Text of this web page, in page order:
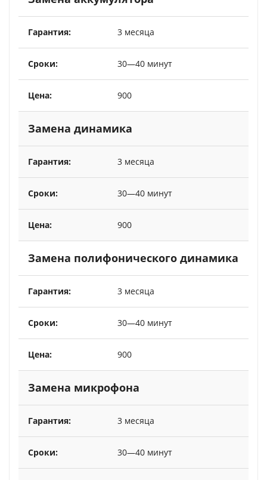
3 месяца
30—40 минут
900
Замена динамика
3 месяца
30—40 минут
900
Замена полифонического динамика
3 месяца
30—40 минут
900
Замена микрофона
3 месяца
30—40 минут